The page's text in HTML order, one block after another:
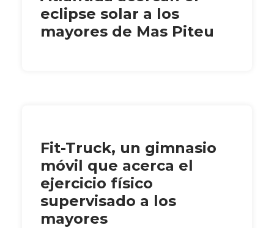
eclipse solar a los
mayores de Mas Piteu
Fit-Truck, un gimnasio
móvil que acerca el
ejercicio físico
supervisado a los
mayores